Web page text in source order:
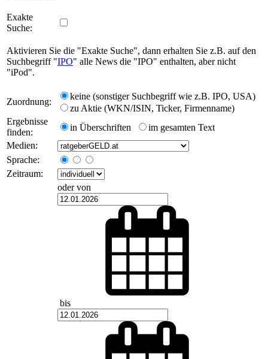
Exakte
Suche:
Aktivieren Sie die "Exakte Suche", dann erhalten Sie z.B. auf den
Suchbegriff "IPO" alle News die "IPO" enthalten, aber nicht
"iPod".
Zuordnung:
keine (sonstiger Suchbegriff wie z.B. IPO, USA)
zu Aktie (WKN/ISIN, Ticker, Firmenname)
Ergebnisse
finden:
in Überschriften
im gesamten Text
Medien:
Sprache:
Zeitraum:
oder von
bis